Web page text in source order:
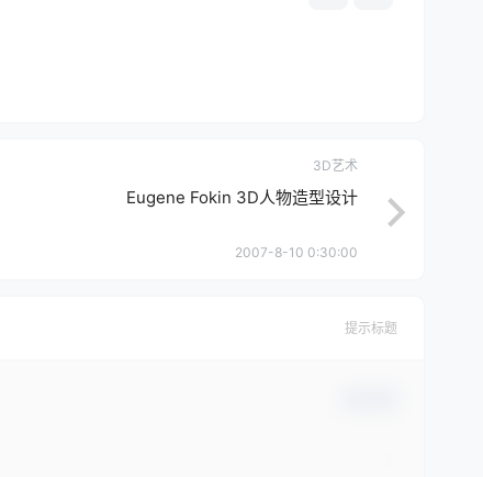
3D艺术
Eugene Fokin 3D人物造型设计
2007-8-10 0:30:00
提示标题